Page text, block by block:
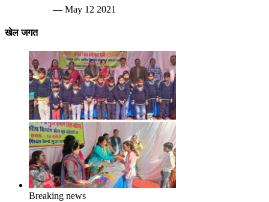
— May 12 2021
खेल जगत
Breaking news